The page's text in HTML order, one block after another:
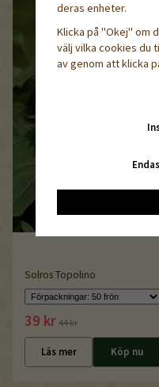
Solros Topolino
39 kr 44 kr
Läs mer Köp nu
deras enheter.
Klicka på "Okej" om
välj vilka cookies du
av genom att klicka